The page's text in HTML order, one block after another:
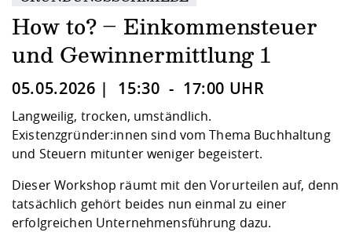
Vorbereitung
Checkliste zum
Studien- und
Studieren in
Lebenslagen
Arbeit
Lehren,
Weiterbilden im
Formulare und
FIS -
Prototyping und
Gründung und
Kooperationen
Kontakt &
Gremien und
Landbau/
Kontakt und Anfahrt
Qualitätssicherung
How to? – Einkommensteuer
und Gewinnermittlung 1
05.05.2026 | 15:30 - 17:00 UHR
Langweilig, trocken, umständlich.
Existenzgründer:innen sind vom Thema Buchhaltung
und Steuern mitunter weniger begeistert.
Dieser Workshop räumt mit den Vorurteilen auf, denn
tatsächlich gehört beides nun einmal zu einer
erfolgreichen Unternehmensführung dazu.